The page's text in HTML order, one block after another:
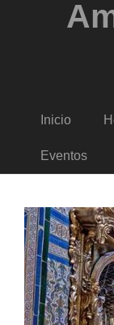
Inicio
Eventos